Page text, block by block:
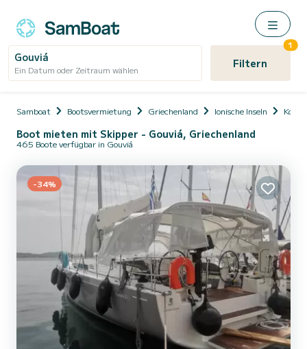
Gouviá
Ein Datum oder Zeitraum wählen Filtern
1
Samboat Bootsvermietung Griechenland Ionische Inseln Korfu
Boot mieten mit Skipper - Gouviá, Griechenland
465 Boote verfügbar in Gouviá
-34%